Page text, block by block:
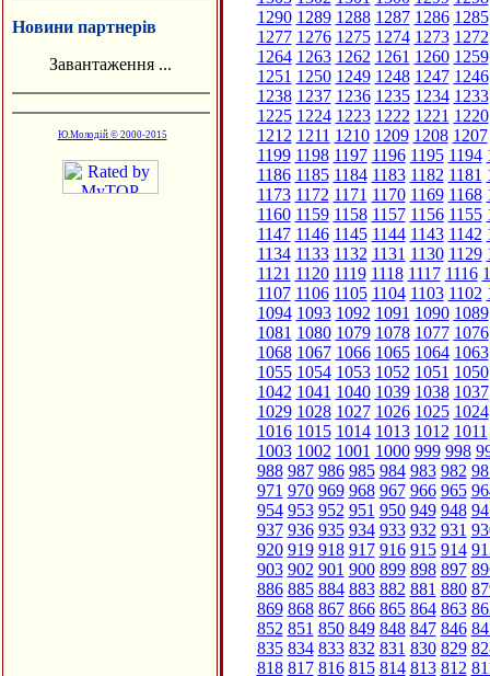
Новини партнерів
Завантаження ...
Ю.Молодій © 2000-2015
1290 1289 1288 1287 1286 1285
1277 1276 1275 1274 1273 1272
1264 1263 1262 1261 1260 1259
1251 1250 1249 1248 1247 1246
1238 1237 1236 1235 1234 1233
1225 1224 1223 1222 1221 1220
1212 1211 1210 1209 1208 1207
1199 1198 1197 1196 1195 1194
1186 1185 1184 1183 1182 1181
1173 1172 1171 1170 1169 1168
1160 1159 1158 1157 1156 1155
1147 1146 1145 1144 1143 1142
1134 1133 1132 1131 1130 1129
1121 1120 1119 1118 1117 1116
1107 1106 1105 1104 1103 1102
1094 1093 1092 1091 1090 1089
1081 1080 1079 1078 1077 1076
1068 1067 1066 1065 1064 1063
1055 1054 1053 1052 1051 1050
1042 1041 1040 1039 1038 1037
1029 1028 1027 1026 1025 1024
1016 1015 1014 1013 1012 1011
1003 1002 1001 1000 999 998
988 987 986 985 984 983 982
971 970 969 968 967 966 965
954 953 952 951 950 949 948
937 936 935 934 933 932 931
920 919 918 917 916 915 914
903 902 901 900 899 898 897
886 885 884 883 882 881 880
869 868 867 866 865 864 863
852 851 850 849 848 847 846
835 834 833 832 831 830 829
818 817 816 815 814 813 812